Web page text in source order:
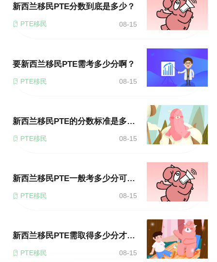
新西兰移民PTE分数到底是多少？
PTE移民 08-15
要新西兰移民PTE需考多少分啊？
PTE移民 08-15
新西兰移民PTE的分数标准是多少？
PTE移民 08-15
新西兰移民PTE一般考多少分可以？
PTE移民 08-15
新西兰移民PTE需取得多少分才够格？
PTE移民 08-15